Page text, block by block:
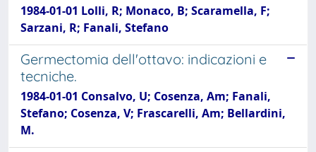
1984-01-01 Lolli, R; Monaco, B; Scaramella, F;
Sarzani, R; Fanali, Stefano
Germectomia dell'ottavo: indicazioni e
tecniche.
1984-01-01 Consalvo, U; Cosenza, Am; Fanali,
Stefano; Cosenza, V; Frascarelli, Am; Bellardini,
M.